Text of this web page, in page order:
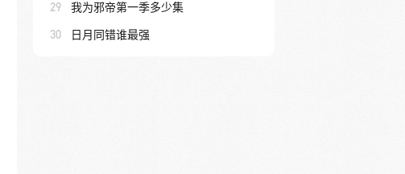
29 我为邪帝第一季多少集
30 日月同错谁最强